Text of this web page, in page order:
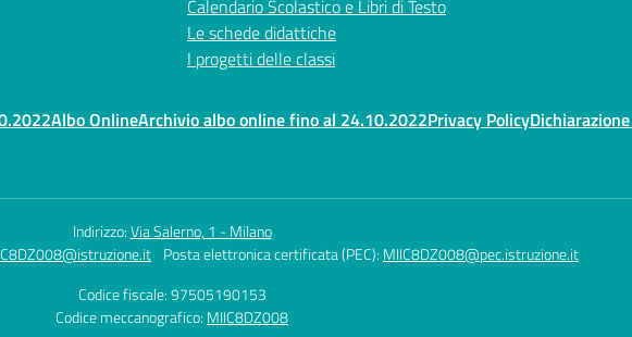
Calendario Scolastico e Libri di Testo
Le schede didattiche
I progetti delle classi
Albo OnlineArchivio albo online fino al 24.10.2022Privacy Policy
Indirizzo:Via Salerno, 1 - Milano
Posta elettronica certificata (PEC): MIIC8DZ008@pec.istruzione.it
Codice fiscale: 97505190153
Codice meccanografico: MIIC8DZ008